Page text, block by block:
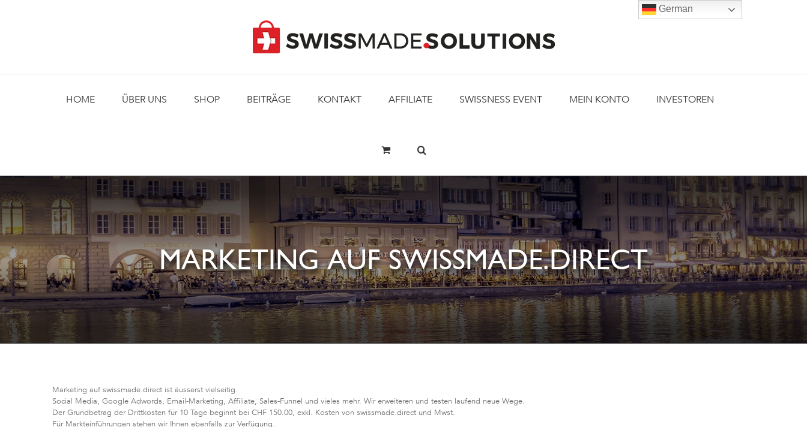
HOME ÜBER UNS SHOP BEITRÄGE KONTAKT AFFILIATE SWISSNESS EVENT MEIN KONTO INVESTOREN
MARKETING AUF SWISSMADE.DIRECT
Marketing auf swissmade.direct ist äusserst vielseitig.
Social Media, Google Adwords, Email-Marketing, Affiliate, Sales-Funnel und vieles mehr. Wir erweiteren und testen laufend neue Wege.
Der Grundbetrag der Drittkosten für 10 Tage beginnt bei CHF 150.00, exkl. Kosten von swissmade.direct und Mwst.
Für Markteinführungen stehen wir Ihnen ebenfalls zur Verfügung.
German